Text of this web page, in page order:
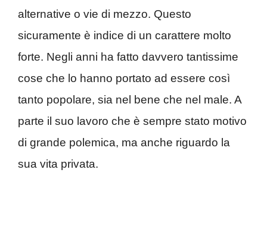
alternative o vie di mezzo. Questo
sicuramente è indice di un carattere molto
forte. Negli anni ha fatto davvero tantissime
cose che lo hanno portato ad essere così
tanto popolare, sia nel bene che nel male. A
parte il suo lavoro che è sempre stato motivo
di grande polemica, ma anche riguardo la
sua vita privata.